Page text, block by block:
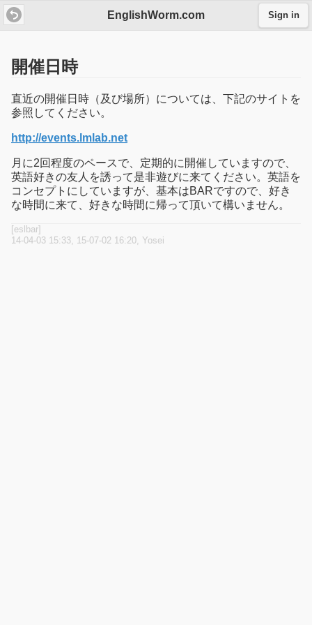
EnglishWorm.com Sign in
開催日時
直近の開催日時（及び場所）については、下記のサイトを
参照してください。
http://events.lmlab.net
月に2回程度のペースで、定期的に開催していますので、
英語好きの友人を誘って是非遊びに来てください。英語を
コンセプトにしていますが、基本はBARですので、好き
な時間に来て、好きな時間に帰って頂いて構いません。
[eslbar]
14-04-03 15:33, 15-07-02 16:20, Yosei